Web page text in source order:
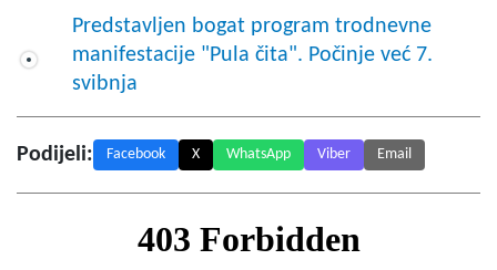
Predstavljen bogat program trodnevne
manifestacije "Pula čita". Počinje već 7.
svibnja
Podijeli: Facebook X WhatsApp Viber Email